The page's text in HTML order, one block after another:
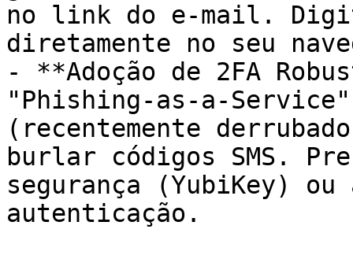
no link do e-mail.
diretamente no seu
- **Adoção de 2FA
"Phishing-as-a-Service"
(recentemente
burlar códigos SMS.
segurança (YubiKey)
autenticação.